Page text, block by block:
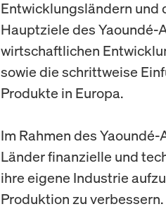
Entwicklungsländern und
Hauptziele des Yaoundé-
wirtschaftlichen
sowie die schrittweise
Produkte in Europa.
Im Rahmen des
Länder finanzielle und
ihre eigene Industrie
Produktion zu